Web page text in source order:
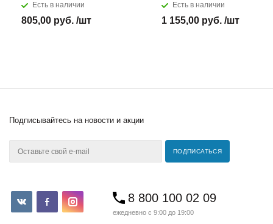
Есть в наличии
805,00 руб. /шт
Есть в наличии
1 155,00 руб. /шт
Подписывайтесь на новости и акции
8 800 100 02 09
ежедневно с 9:00 до 19:00